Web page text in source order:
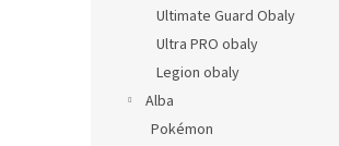
Ultimate Guard Obaly
Ultra PRO obaly
Legion obaly
Alba
Pokémon